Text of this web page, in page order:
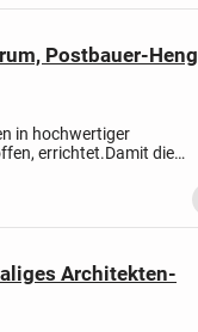
Postbauer-Heng
in hochwertiger
errichtet.Damit die
Architekten-